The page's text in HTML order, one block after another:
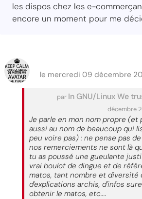
les dispos chez les e-
encore un moment pour me
le mercredi 09 décembre
par In GNU/Linux We
décembre
Je parle en mon nom propre (et
aussi au nom de beaucoup qui
peu voire pas) : ne pense pas
nos remerciements ne sont là
tu as poussé une gueulante
vrai boulot de dingue et de
matos, tant nombre et diversité
d'explications archis, d'infos
obtenir le matos, etc....